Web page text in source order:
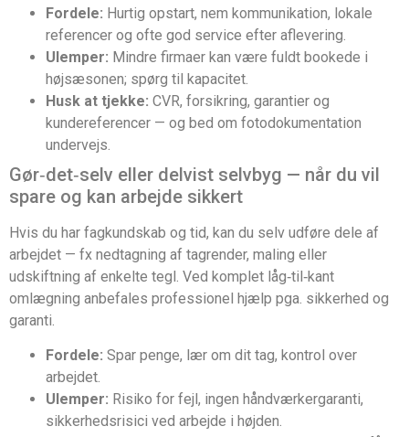
Fordele: Hurtig opstart, nem kommunikation, lokale
referencer og ofte god service efter aflevering.
Ulemper: Mindre firmaer kan være fuldt bookede i
højsæsonen; spørg til kapacitet.
Husk at tjekke: CVR, forsikring, garantier og
kundereferencer — og bed om fotodokumentation
undervejs.
Gør‑det‑selv eller delvist selvbyg — når du vil
spare og kan arbejde sikkert
Hvis du har fagkundskab og tid, kan du selv udføre dele af
arbejdet — fx nedtagning af tagrender, maling eller
udskiftning af enkelte tegl. Ved komplet låg‑til‑kant
omlægning anbefales professionel hjælp pga. sikkerhed og
garanti.
Fordele: Spar penge, lær om dit tag, kontrol over
arbejdet.
Ulemper: Risiko for fejl, ingen håndværkergaranti,
sikkerhedsrisici ved arbejde i højden.